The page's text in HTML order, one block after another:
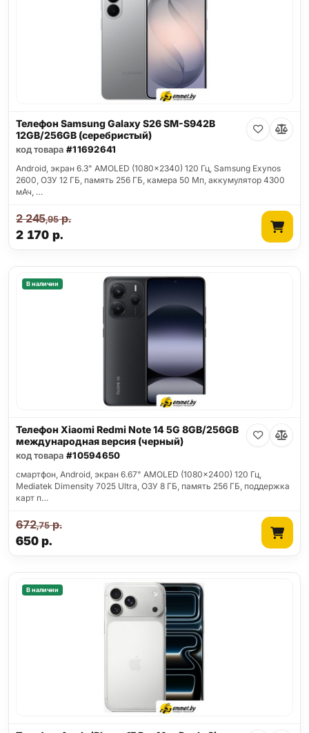
Телефон Samsung Galaxy S26 SM-S942B
12GB/256GB (серебристый)
код товара #11692641
Android, экран 6.3" AMOLED (1080x2340) 120 Гц, Samsung Exynos
2600, ОЗУ 12 ГБ, память 256 ГБ, камера 50 Мп, аккумулятор 4300
мАч, …
2 170 р.
2 245,95р.
В наличии
Телефон Xiaomi Redmi Note 14 5G 8GB/256GB
международная версия (черный)
код товара #10594650
смартфон, Android, экран 6.67" AMOLED (1080x2400) 120 Гц,
Mediatek Dimensity 7025 Ultra, ОЗУ 8 ГБ, память 256 ГБ, поддержка
карт п…
650р.
672,75р.
В наличии